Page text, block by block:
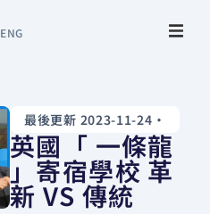
ENG
最後更新 2023-11-24 •
英國「 一條龍
」寄宿學校 革
新 VS 傳統